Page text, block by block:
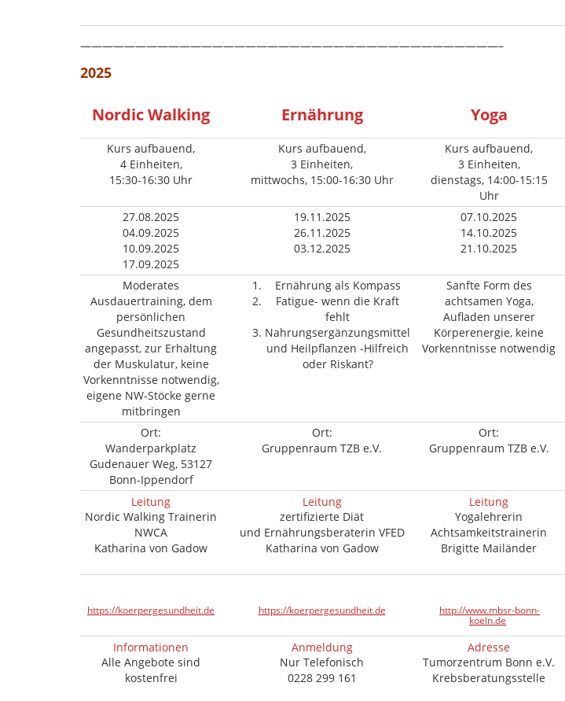
——————————————————————————————————————–
2025
Nordic Walking Ernährung Yoga
Kurs aufbauend,
4 Einheiten,
15:30-16:30 Uhr
Kurs aufbauend,
3 Einheiten,
mittwochs, 15:00-16:30 Uhr
Kurs aufbauend,
3 Einheiten,
dienstags, 14:00-15:15
Uhr
27.08.2025
04.09.2025
10.09.2025
17.09.2025
19.11.2025
26.11.2025
03.12.2025
07.10.2025
14.10.2025
21.10.2025
Moderates
Ausdauertraining, dem
persönlichen
Gesundheitszustand
angepasst, zur Erhaltung
der Muskulatur, keine
Vorkenntnisse notwendig,
eigene NW-Stöcke gerne
mitbringen
Ernährung als Kompass
Fatigue- wenn die Kraft
fehlt
Nahrungsergänzungsmittel
und Heilpflanzen -Hilfreich
oder Riskant?
Sanfte Form des
achtsamen Yoga,
Aufladen unserer
Körperenergie, keine
Vorkenntnisse notwendig
Ort:
Wanderparkplatz
Gudenauer Weg, 53127
Bonn-Ippendorf
Ort:
Gruppenraum TZB e.V.
Ort:
Gruppenraum TZB e.V.
Leitung
Nordic Walking Trainerin
NWCA
Katharina von Gadow
Leitung
zertifizierte Diät
und Ernährungsberaterin VFED
Katharina von Gadow
Leitung
Yogalehrerin
Achtsamkeitstrainerin
Brigitte Mailänder
https://koerpergesundheit.de https://koerpergesundheit.de http://www.mbsr-bonn-
koeln.de
Informationen
Alle Angebote sind
kostenfrei
Anmeldung
Nur Telefonisch
0228 299 161
Adresse
Tumorzentrum Bonn e.V.
Krebsberatungsstelle